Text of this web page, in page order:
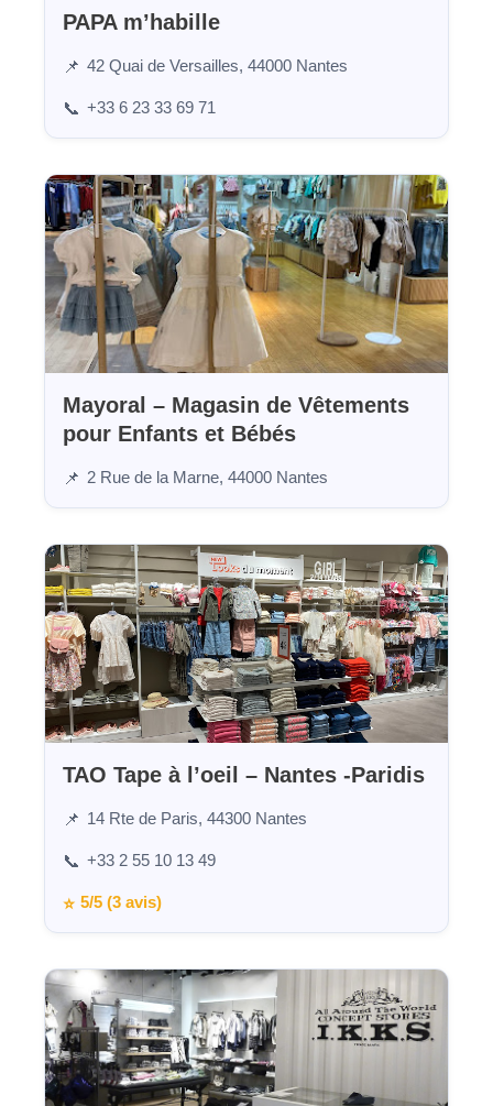
PAPA m’habille
📌 42 Quai de Versailles, 44000 Nantes
📞 +33 6 23 33 69 71
Mayoral – Magasin de Vêtements
pour Enfants et Bébés
📌 2 Rue de la Marne, 44000 Nantes
TAO Tape à l’oeil – Nantes -Paridis
📌 14 Rte de Paris, 44300 Nantes
📞 +33 2 55 10 13 49
⭐ 5/5 (3 avis)